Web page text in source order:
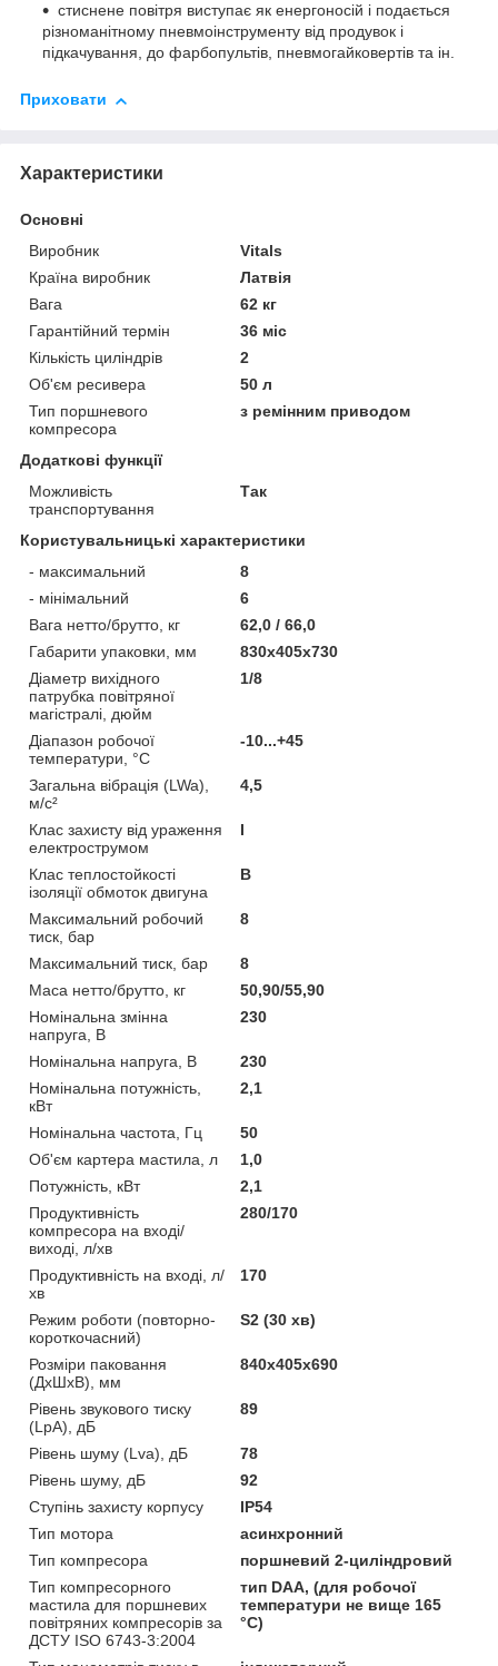
стиснене повітря виступає як енергоносій і подається
різноманітному пневмоінструменту від продувок і
підкачування, до фарбопультів, пневмогайковертів та ін.
Приховати
Характеристики
Основні
Виробник
Vitals
Країна виробник
Латвія
Вага
62 кг
Гарантійний термін
36 міс
Кількість циліндрів
2
Об'єм ресивера
50 л
Тип поршневого
компресора
з ремінним приводом
Додаткові функції
Можливість
транспортування
Так
Користувальницькі характеристики
- максимальний
8
- мінімальний
6
Вага нетто/брутто, кг
62,0 / 66,0
Габарити упаковки, мм
830х405х730
Діаметр вихідного
патрубка повітряної
магістралі, дюйм
1/8
Діапазон робочої
температури, °C
-10...+45
Загальна вібрація (LWa),
м/с²
4,5
Клас захисту від ураження
електрострумом
I
Клас теплостойкості
ізоляції обмоток двигуна
B
Максимальний робочий
тиск, бар
8
Максимальний тиск, бар
8
Маса нетто/брутто, кг
50,90/55,90
Номінальна змінна
напруга, В
230
Номінальна напруга, В
230
Номінальна потужність,
кВт
2,1
Номінальна частота, Гц
50
Об'єм картера мастила, л
1,0
Потужність, кВт
2,1
Продуктивність
компресора на вході/
виході, л/хв
280/170
Продуктивність на вході, л/
хв
170
Режим роботи (повторно-
короткочасний)
S2 (30 хв)
Розміри паковання
(ДхШхВ), мм
840х405х690
Рівень звукового тиску
(LpA), дБ
89
Рівень шуму (Lva), дБ
78
Рівень шуму, дБ
92
Ступінь захисту корпусу
IP54
Тип мотора
асинхронний
Тип компресора
поршневий 2-циліндровий
Тип компресорного
мастила для поршневих
повітряних компресорів за
ДСТУ ІSО 6743-3:2004
тип DAA, (для робочої
температури не вище 165
°C)